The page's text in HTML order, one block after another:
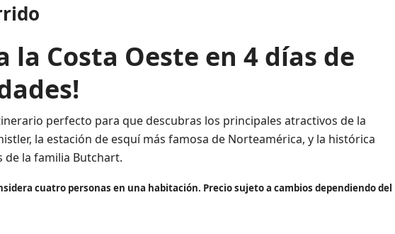
la Costa Oeste en 4 días de
perfecto para que descubras los principales atractivos de la
la estación de esquí más famosa de Norteamérica, y la histórica
de la familia Butchart.
cuatro personas en una habitación. Precio sujeto a cambios dependiendo del